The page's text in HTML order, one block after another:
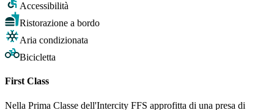
Accessibilità
Ristorazione a bordo
Aria condizionata
Bicicletta
First Class
Nella Prima Classe dell'Intercity FFS approfitta di una presa di